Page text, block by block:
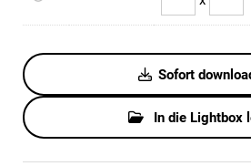
Sofort
In die Lightbox